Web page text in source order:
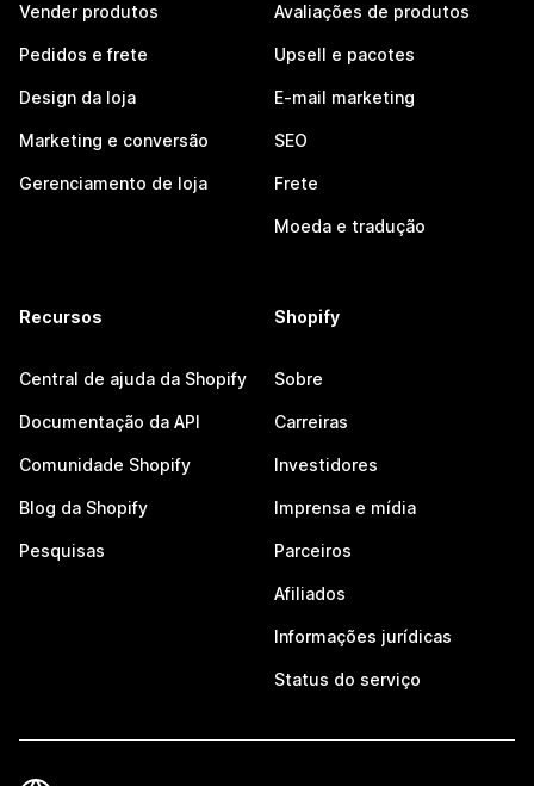
Vender produtos
Pedidos e frete
Design da loja
Marketing e conversão
Gerenciamento de loja
Avaliações de produtos
Upsell e pacotes
E-mail marketing
SEO
Frete
Moeda e tradução
Recursos
Central de ajuda da Shopify
Documentação da API
Comunidade Shopify
Blog da Shopify
Pesquisas
Shopify
Sobre
Carreiras
Investidores
Imprensa e mídia
Parceiros
Afiliados
Informações jurídicas
Status do serviço